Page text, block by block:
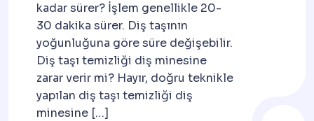
kadar sürer? İşlem genellikle 20-
30 dakika sürer. Diş taşının
yoğunluğuna göre süre değişebilir.
Diş taşı temizliği diş minesine
zarar verir mi? Hayır, doğru teknikle
yapılan diş taşı temizliği diş
minesine […]